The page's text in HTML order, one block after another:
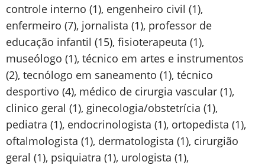
controle interno (1), engenheiro civil (1),
enfermeiro (7), jornalista (1), professor de
educação infantil (15), fisioterapeuta (1),
museólogo (1), técnico em artes e instrumentos
(2), tecnólogo em saneamento (1), técnico
desportivo (4), médico de cirurgia vascular (1),
clinico geral (1), ginecologia/obstetrícia (1),
pediatra (1), endocrinologista (1), ortopedista (1),
oftalmologista (1), dermatologista (1), cirurgião
geral (1), psiquiatra (1), urologista (1),